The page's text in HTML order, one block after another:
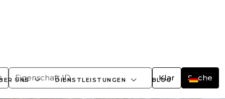
UNS DIENSTLEISTUNGEN BLOG
Klar Suche